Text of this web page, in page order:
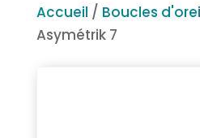
Accueil / Boucles
Asymétrik 7